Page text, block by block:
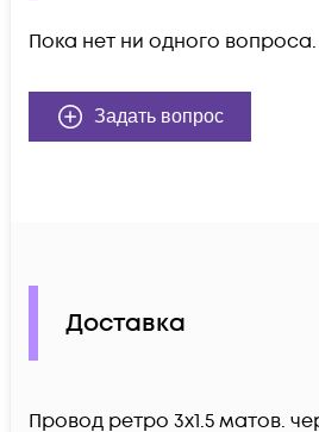
Пока нет ни одного вопроса.
Задать вопрос
Доставка
Провод ретро 3х1.5 матов.